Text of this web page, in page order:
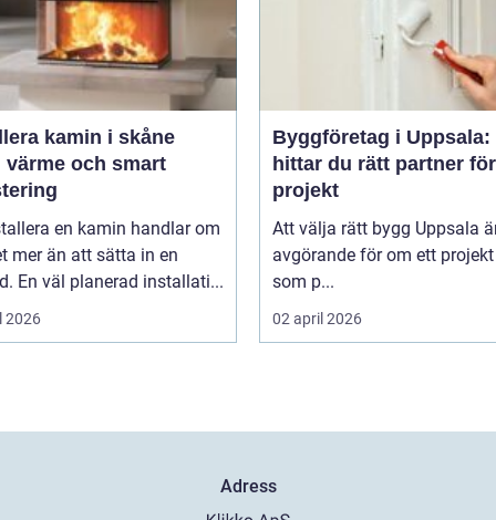
kamin i skåne
värme och smart
en kamin handlar om
mer än att sätta in en
En väl planerad installati...
2026
Byggföretag i Uppsala:
hittar du rätt partner
projekt
Att välja rätt bygg Uppsala
avgörande för om ett
som p...
02 april 2026
Adress